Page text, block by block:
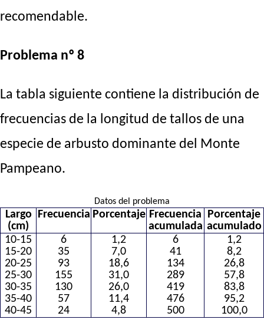
recomendable.
Problema nº 8
La tabla siguiente contiene la distribución de
frecuencias de la longitud de tallos de una
especie de arbusto dominante del Monte
Pampeano.
Datos del problema
Largo
(cm)
Frecuencia Porcentaje Frecuencia
acumulada
Porcentaje
acumulado
10-15
15-20
20-25
25-30
30-35
35-40
40-45
6
35
93
155
130
57
24
1,2
7,0
18,6
31,0
26,0
11,4
4,8
6
41
134
289
419
476
500
1,2
8,2
26,8
57,8
83,8
95,2
100,0